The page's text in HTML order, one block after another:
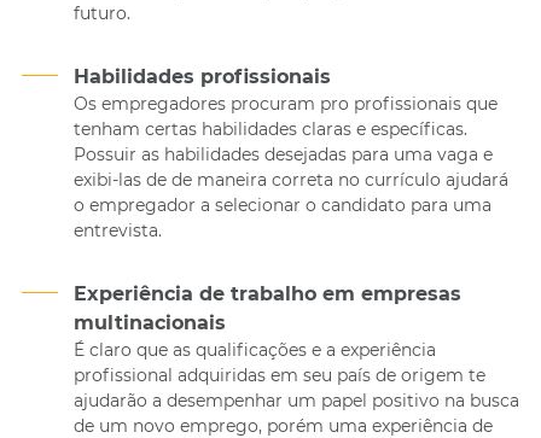
futuro.
Habilidades profissionais
Os empregadores procuram pro profissionais que
tenham certas habilidades claras e específicas.
Possuir as habilidades desejadas para uma vaga e
exibi-las de de maneira correta no currículo ajudará
o empregador a selecionar o candidato para uma
entrevista.
Experiência de trabalho em empresas
multinacionais
É claro que as qualificações e a experiência
profissional adquiridas em seu país de origem te
ajudarão a desempenhar um papel positivo na busca
de um novo emprego, porém uma experiência de